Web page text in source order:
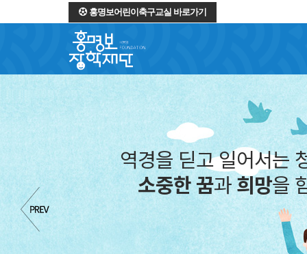
홍명보어린이축구교실 바로가기
역경을 딛고 일어서는
소중한 꿈과희망을